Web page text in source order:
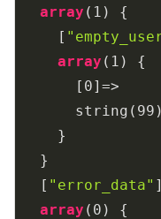
array ( 1 ) {
    [
array ( 1 ) {
      [
0]=>
      string(
99
    }
  }
  [
"error_data"
array ( 0 ) {